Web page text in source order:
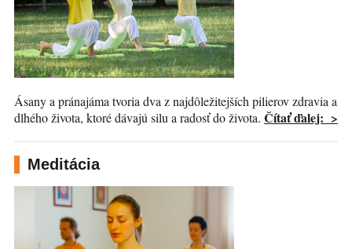
Ásany a pránajáma tvoria dva z najdôležitejších pilierov zdravia a
dlhého života, ktoré dávajú silu a radosť do života. Čítať ďalej: >
Meditácia